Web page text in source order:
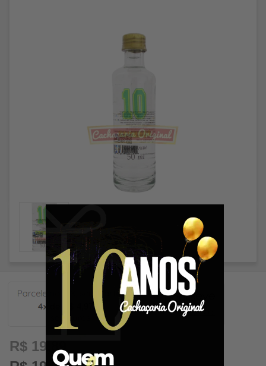
R$ 19,89